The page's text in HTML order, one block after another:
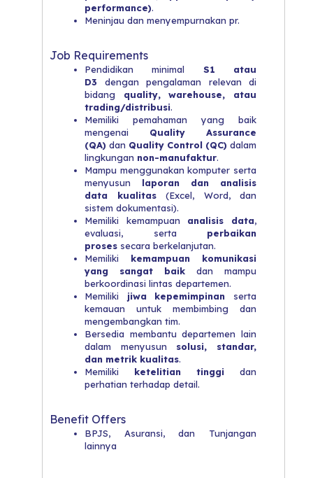
performance).
Meninjau dan menyempurnakan pr.
Job Requirements
Pendidikan minimal S1 atau
D3 dengan pengalaman relevan di
bidang quality, warehouse, atau
trading/distribusi.
Memiliki pemahaman yang baik
mengenai Quality Assurance
(QA) dan Quality Control (QC) dalam
lingkungan non-manufaktur.
Mampu menggunakan komputer serta
menyusun laporan dan analisis
data kualitas(Excel, Word, dan
sistem dokumentasi).
Memiliki kemampuan analisis data,
evaluasi, serta perbaikan
proses secara berkelanjutan.
Memiliki kemampuan komunikasi
yang sangat baik dan mampu
berkoordinasi lintas departemen.
Memiliki jiwa kepemimpinan serta
kemauan untuk membimbing dan
mengembangkan tim.
Bersedia membantu departemen lain
dalam menyusun solusi, standar,
dan metrik kualitas.
Memiliki ketelitian tinggi dan
perhatian terhadap detail.
Benefit Offers
BPJS, Asuransi, dan Tunjangan
lainnya